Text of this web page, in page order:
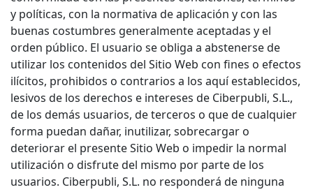
y políticas, con la normativa de aplicación y con las
buenas costumbres generalmente aceptadas y el
orden público. El usuario se obliga a abstenerse de
utilizar los contenidos del Sitio Web con fines o efectos
ilícitos, prohibidos o contrarios a los aquí establecidos,
lesivos de los derechos e intereses de Ciberpubli, S.L.,
de los demás usuarios, de terceros o que de cualquier
forma puedan dañar, inutilizar, sobrecargar o
deteriorar el presente Sitio Web o impedir la normal
utilización o disfrute del mismo por parte de los
usuarios. Ciberpubli, S.L. no responderá de ninguna